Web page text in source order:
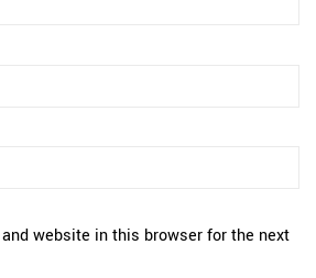
website in this browser for the next